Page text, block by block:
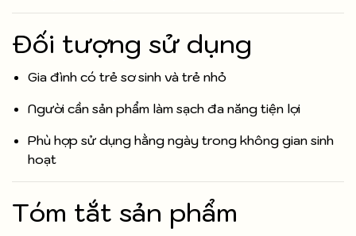
Đối tượng sử dụng
Gia đình có trẻ sơ sinh và trẻ nhỏ
Người cần sản phẩm làm sạch đa năng tiện lợi
Phù hợp sử dụng hằng ngày trong không gian sinh
hoạt
Tóm tắt sản phẩm